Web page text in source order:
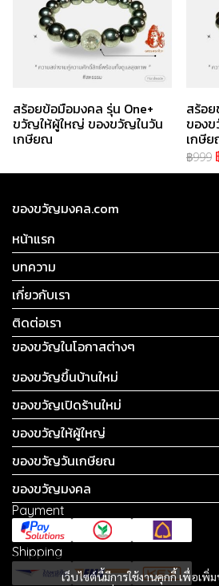
สร้อยข้อมือมงคล รุ่น One+
ขวัญให้ผู้ใหญ่ ของขวัญในวัน
เกษียณ
สร้อ
ของ
เกษี
฿999
เว็บไซต์นี้มีการใช้งานคุกกี้ เพื่อเพิ่
ของขวัญมงคล.com
หน้าแรก
บทความ
เกี่ยวกับเรา
ติดต่อเรา
ของขวัญในโอกาสต่างๆ
ของขวัญขึ้นบ้านใหม่
ของขวัญเปิดร้านใหม่
ของขวัญให้ผู้ใหญ่
ของขวัญวันเกษียณ
ของขวัญมงคล
Payment
Shipping